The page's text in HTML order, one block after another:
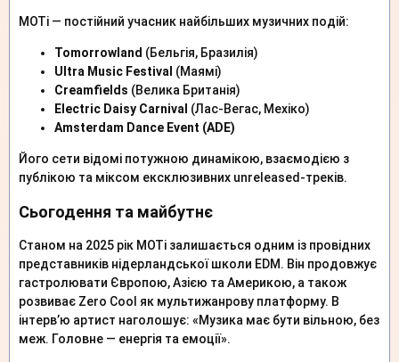
MOTi — постійний учасник найбільших музичних подій:
Tomorrowland (Бельгія, Бразилія)
Ultra Music Festival (Маямі)
Creamfields (Велика Британія)
Electric Daisy Carnival (Лас-Вегас, Мехіко)
Amsterdam Dance Event (ADE)
Його сети відомі потужною динамікою, взаємодією з
публікою та міксом ексклюзивних unreleased-треків.
Сьогодення та майбутнє
Станом на 2025 рік MOTi залишається одним із провідних
представників нідерландської школи EDM. Він продовжує
гастролювати Європою, Азією та Америкою, а також
розвиває Zero Cool як мультижанрову платформу. В
інтерв’ю артист наголошує: «Музика має бути вільною, без
меж. Головне — енергія та емоції».